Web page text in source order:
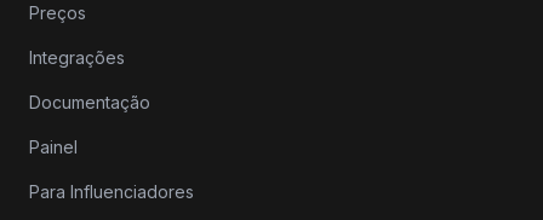
Preços
Integrações
Documentação
Painel
Para Influenciadores